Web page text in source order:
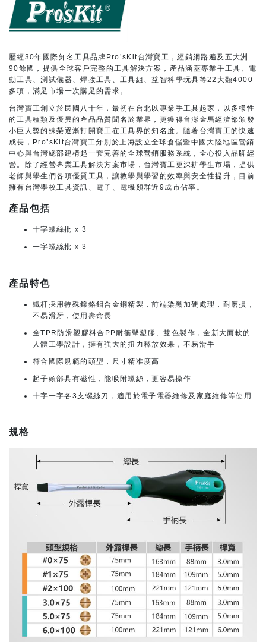
歷經30年國際知名工具品牌Pro’sKit台灣寶工，經銷網路遍及五大洲
90餘國，提供全球客戶完整的工具解決方案，產品涵蓋專業手工具、電
動工具、測試儀器、焊接工具、工具組、益智科學玩具等22大類4000
多項，滿足市場一次購足的需求。
台灣寶工創立於民國八十年，最初在台北以專業手工具起家，以多樣性
的工具種類及優異的產品品質聞名於業界，更獲得台澎金馬經濟部頒發
小巨人獎的殊榮逐漸打開寶工在工具界的知名度。隨著台灣寶工的快速
成長，Pro’sKit台灣寶工分別於上海設立全球倉儲暨中國大陸地區營銷
中心與台灣總部建構起一套完善的全球營銷服務系統，全心投入品牌經
營。除了經營專業工具解決方案市場，台灣寶工更深耕學生市場，提供
老師與學生們各項優質工具，讓教學與學習的效率與安全性提升，目前
擁有台灣學校工具資訊、電子、電機類群近9成市佔率。
產品包括
十字螺絲批 x 3
一字螺絲批 x 3
產品特色
鐵杆採用特殊鎳鉻鉬合金鋼精製，前端染黑加硬處理，耐磨損，
不易滑牙，使用壽命長
全TPR防滑塑膠料合PP耐衝擊塑膠、雙色製作，全新大而軟的
人體工學設計，擁有強大的扭力釋放效果，不易滑手
符合國際規範的頭型，尺寸精准度高
起子頭部具有磁性，能吸附螺絲，更容易操作
十字一字各3支螺絲刀，適用於電子電器維修及家庭維修等使用
規格